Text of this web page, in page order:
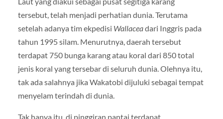
tersebut, telah menjadi perhatian dunia. Terutama
setelah adanya tim ekpedisi Wallaceadari Inggris pada
tahun 1995 silam. Menurutnya, daerah tersebut
terdapat 750 bunga karang atau koral dari 850 total
jenis koral yang tersebar di seluruh dunia. Olehnya itu,
tak ada salahnya jika Wakatobi dijuluki sebagai tempat
menyelam terindah di dunia.
Tak hanya itu, di pinggiran pantai terdapat